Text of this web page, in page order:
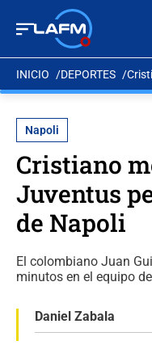
INICIO DEPORTES
Napoli
Cristiano
Juventus
de Napoli
El colombiano Juan
minutos en el equipo
Daniel Zabala